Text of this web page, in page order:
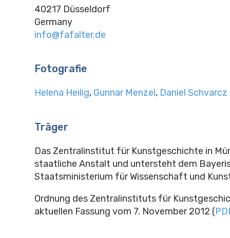
40217 Düsseldorf
Germany
info@fafalter.de
Fotografie
Helena Heilig, Gunnar Menzel,Daniel Schvarcz
Träger
Das Zentralinstitut für Kunstgeschichte in
staatliche Anstalt und untersteht dem
Staatsministerium für Wissenschaft und
Ordnung des Zentralinstituts für
aktuellen Fassung vom 7. November 2012 (